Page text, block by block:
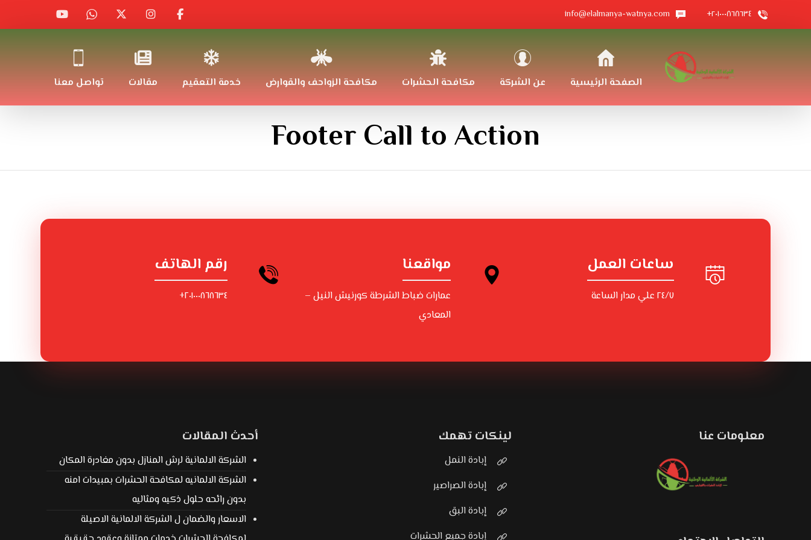
٢٠١٠٠٠٨٦٨٦٣٤+ info@elalmanya-watnya.com
الصفحة الرئيسية عن الشركة مكافحة الحشرات مكافحة الزواحف والقوارض خدمة التعقيم مقالات تواصل معنا
Footer Call to Action
ساعات العمل
٢٤/٧ علي مدار الساعة
مواقعنا
عمارات ضباط الشرطة كورنيش النيل –
المعادي
رقم الهاتف
٢٠١٠٠٠٨٦٨٦٣٤+
معلومات عنا لينكات تهمك
إبادة النمل
إبادة الصراصير
إبادة البق
إبادة جميع الحشرات
أحدث المقالات
الشركة الالمانية لرش المنازل بدون مغادرة المكان
الشركة الالمانيه لمكافحة الحشرات بمبيدات امنه
بدون رائحه حلول ذكيه ومثاليه
الاسعار والضمان ل الشركة الالمانية الاصيلة